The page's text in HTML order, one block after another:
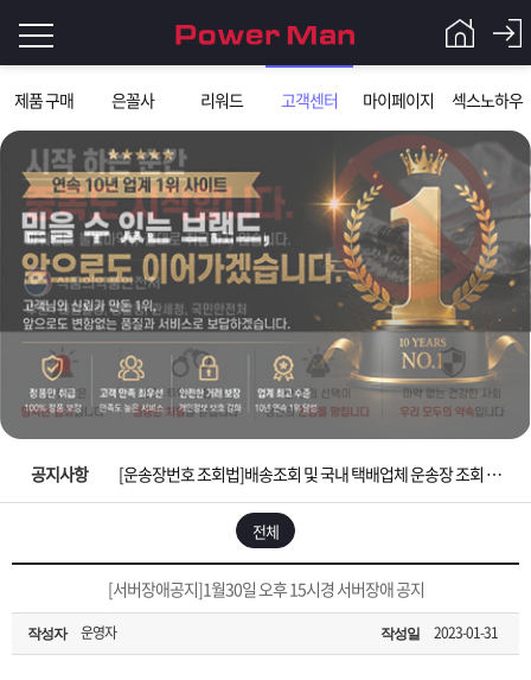
제품 구매 은꼴사 리워드 고객센터 마이페이지 섹스노하우
그
인
이
필
요
니
로
Q&A
파
워
맨
제
품
은
노
객
마
공지사항
입금확인이 안되는 상황을 대비해 꼭 입금후 고객센터 연락바랍니다.
[2026구정 연휴]설 연휴 배송 및 휴무 안내
[운송장번호 조회법]배송조회 및 국내 택배업체 운송장 조회 하는법
[ios앱 오픈]아이폰 고객 앱설치 가능합니다.
[무인택배함 이용 안내] 집 밖에 주소로 택배 받기
입금확인이 안되는 상황을 대비해 꼭 입금후 고객센터 연락바랍니다.
전체
[서버장애공지]1월30일 오후 15시경 서버장애 공지
작성자 운영자 작성일 2023-01-31